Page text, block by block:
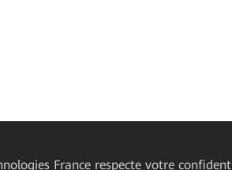
Francerespecte votre